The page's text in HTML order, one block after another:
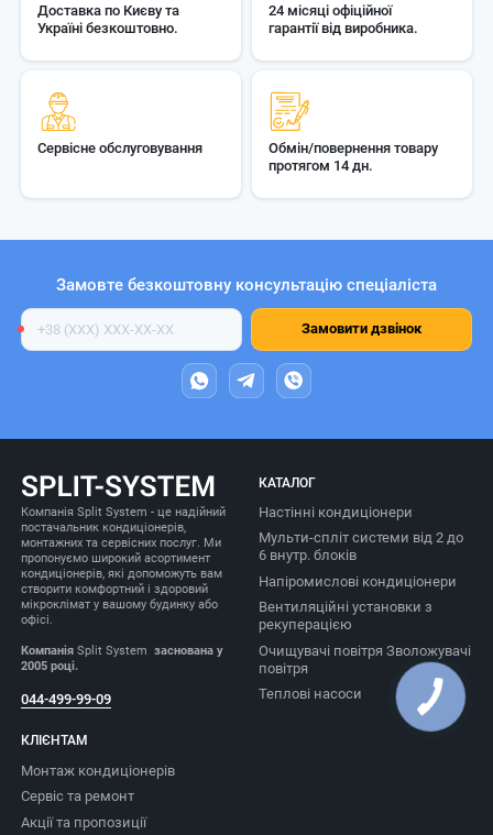
Доставка по Києву та
Україні безкоштовно.
24 місяці офіційної
гарантії від виробника.
Сервісне обслуговування
Обмін/повернення товару
протягом 14 дн.
Замовте безкоштовну консультацію спеціаліста
Номер
телефону
Замовити дзвінок
Компанія Split System - це надійний
постачальник кондиціонерів,
монтажних та сервісних послуг. Ми
пропонуємо широкий асортимент
кондиціонерів, які допоможуть вам
створити комфортний і здоровий
мікроклімат у вашому будинку або
офісі.
Компанія Split System заснована у
2005 році.
044-499-99-09
КАТАЛОГ
Настінні кондиціонери
Мульти-спліт системи від 2 до
6 внутр. блоків
Напіромислові кондиціонери
Вентиляційні установки з
рекуперацією
Очищувачі повітря Зволожувачі
повітря
Теплові насоси
КЛІЄНТАМ
Монтаж кондиціонерів
Сервіс та ремонт
Акції та пропозиції